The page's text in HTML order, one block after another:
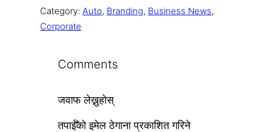
Category: Auto, Branding, Business News
Corporate
Comments
जवाफ लेख्नुहोस्
तपाईँको इमेल ठेगाना प्रकाशित गरिने